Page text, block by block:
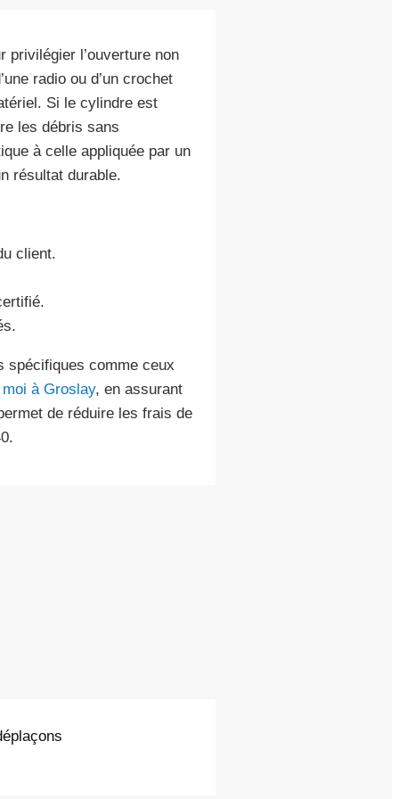
privilégier l’ouverture non
radio ou d’un crochet
Si le cylindre est
les débris sans
à celle appliquée par un
résultat durable.
client.
spécifiques comme ceux
à Groslay, en assurant
de réduire les frais de